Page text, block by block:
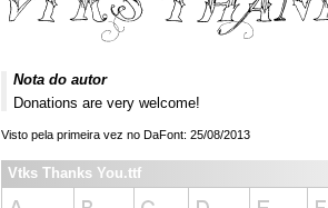
Nota do autor
Donations are very welcome!
Visto pela primeira vez no DaFont: 25/08/2013
Vtks Thanks You.ttf